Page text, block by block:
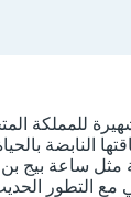
للمملكة
النابضة
مثل ساعة بيج
مع التطور